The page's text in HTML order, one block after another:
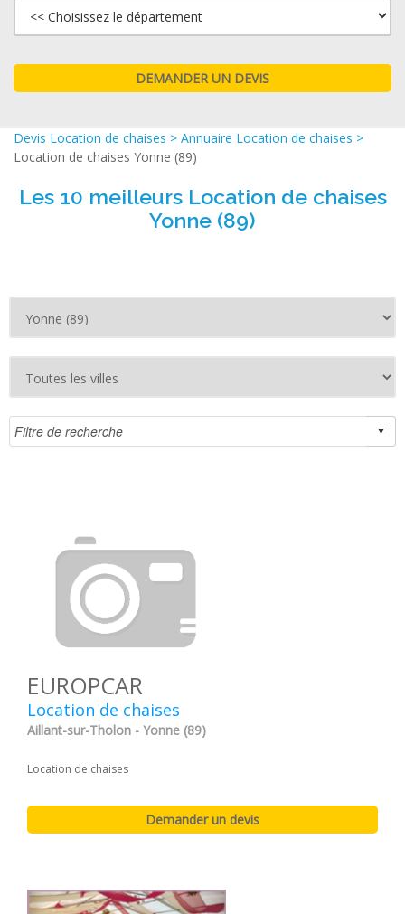
Devis Location de chaises > Annuaire Location de chaises >
Location de chaises Yonne (89)
Les 10 meilleurs Location de chaises
Yonne (89)
EUROPCAR
Location de chaises
Aillant-sur-Tholon - Yonne (89)
Location de chaises